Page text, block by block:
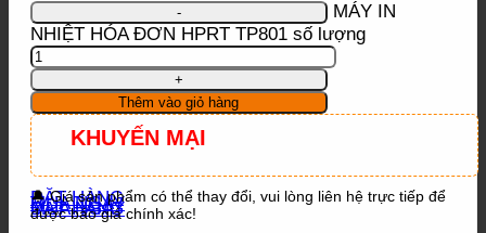
MÁY IN
NHIỆT HÓA ĐƠN HPRT TP801 số lượng
Thêm vào giỏ hàng
KHUYẾN MẠI
ĐẶT HÀNG
MUA NGAY
ĐẶT HÀNG
MUA NGAY
🔔 Giá sản phẩm có thể thay đổi, vui lòng liên hệ trực tiếp để
được báo giá chính xác!